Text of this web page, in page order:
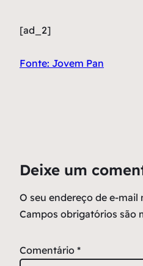
[ad_2]
Fonte: Jovem Pan
Deixe um
O seu endereço de e-mail
Campos obrigatórios são
Comentário *